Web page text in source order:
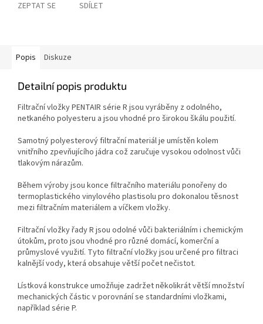
ZEPTAT SE SDÍLET
Popis Diskuze
Detailní popis produktu
Filtrační vložky PENTAIR série R jsou vyráběny z odolného,
netkaného polyesteru a jsou vhodné pro širokou škálu použití.
Samotný polyesterový filtrační materiál je umístěn kolem
vnitřního zpevňujícího jádra což zaručuje vysokou odolnost vůči
tlakovým nárazům.
Během výroby jsou konce filtračního materiálu ponořeny do
termoplastického vinylového plastisolu pro dokonalou těsnost
mezi filtračním materiálem a víčkem vložky.
Filtrační vložky řady R jsou odolné vůči bakteriálním i chemickým
útokům, proto jsou vhodné pro různé domácí, komerční a
průmyslové využití. Tyto filtrační vložky jsou určené pro filtraci
kalnější vody, která obsahuje větší počet nečistot.
Lístková konstrukce umožňuje zadržet několikrát větší množství
mechanických částic v porovnání se standardními vložkami,
například série P.